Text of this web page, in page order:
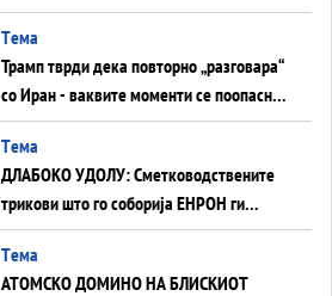
монопол на Западот?
Tема
Трамп тврди дека повторно „разговара“
со Иран - ваквите моменти се поопасни
од отворените закани
Tема
ДЛАБОКО УДОЛУ: Сметководствените
трикови што го соборија ЕНРОН ги
применуваат гигантите за ВИ
Tема
АТОМСКО ДОМИНО НА БЛИСКИОТ